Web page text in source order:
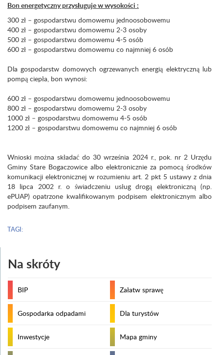
Bon energetyczny przysługuje w wysokości :
300 zł – gospodarstwu domowemu jednoosobowemu
400 zł – gospodarstwu domowemu 2-3 osoby
500 zł – gospodarstwu domowemu 4-5 osób
600 zł – gospodarstwu domowemu co najmniej 6 osób
Dla gospodarstw domowych ogrzewanych energią elektryczną lub
pompą ciepła, bon wynosi:
600 zł – gospodarstwu domowemu jednoosobowemu
800 zł – gospodarstwu domowemu 2-3 osoby
1000 zł – gospodarstwu domowemu 4-5 osób
1200 zł – gospodarstwu domowemu co najmniej 6 osób
Wnioski można składać do 30 września 2024 r., pok. nr 2 Urzędu
Gminy Stare Bogaczowice albo elektronicznie za pomocą środków
komunikacji elektronicznej w rozumieniu art. 2 pkt 5 ustawy z dnia
18 lipca 2002 r. o świadczeniu usług drogą elektroniczną (np.
ePUAP) opatrzone kwalifikowanym podpisem elektronicznym albo
podpisem zaufanym.
TAGI:
Na skróty
BIP Załatw sprawę
Gospodarka odpadami Dla turystów
Inwestycje Mapa gminy